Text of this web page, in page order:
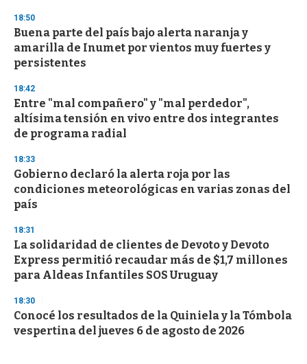
18:50
Buena parte del país bajo alerta naranja y
amarilla de Inumet por vientos muy fuertes y
persistentes
18:42
Entre "mal compañero" y "mal perdedor",
altísima tensión en vivo entre dos integrantes
de programa radial
18:33
Gobierno declaró la alerta roja por las
condiciones meteorológicas en varias zonas del
país
18:31
La solidaridad de clientes de Devoto y Devoto
Express permitió recaudar más de $1,7 millones
para Aldeas Infantiles SOS Uruguay
18:30
Conocé los resultados de la Quiniela y la Tómbola
vespertina del jueves 6 de agosto de 2026